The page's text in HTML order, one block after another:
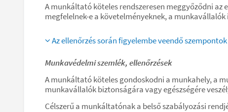
A munkáltató köteles rendszeresen meggyőződni az
megfelelnek-e a követelményeknek, a
Az ellenőrzés során figyelembe veendő szempontok
Munkavédelmi szemlék, ellenőrzések
A munkáltató köteles gondoskodni a munkahely, a
munkavállalók biztonságára vagy egészségére
Célszerű a munkáltatónak a belső szabályozási